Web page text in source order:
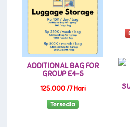
ADDITIONAL BAG FOR
GROUP E4-5
125,000 /7 Hari
Tersedia